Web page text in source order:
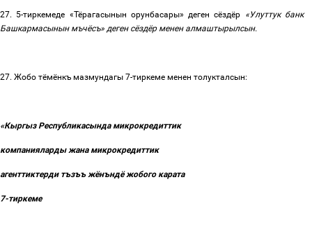
27. 5-тиркемеде «Тёрагасынын орунбасары» деген сёздёр «Улуттук банк
Башкармасынын мъчёсъ» деген сёздёр менен алмаштырылсын.
27. Жобо тёмёнкъ мазмундагы 7-тиркеме менен толукталсын:
«Кыргыз Республикасында микрокредиттик
компанияларды жана микрокредиттик
агенттиктерди тъзъъ жёнъндё жобого карата
7-тиркеме